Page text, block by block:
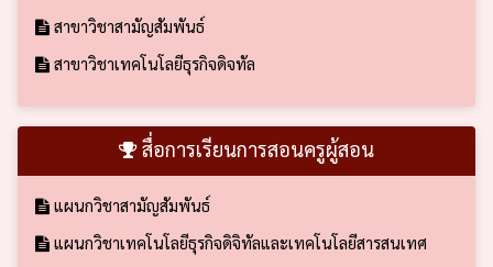
สาขาวิชาสามัญสัมพันธ์
สาขาวิชาเทคโนโลยีธุรกิจดิจทัล
สื่อการเรียนการสอนครูผู้สอน
แผนกวิชาสามัญสัมพันธ์
แผนกวิชาเทคโนโลยีธุรกิจดิจิทัลและเทคโนโลยีสารสนเทศ